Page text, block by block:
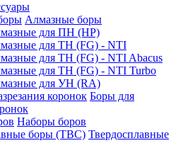
Алмазные боры
для ПН (HP)
для ТН (FG) - NTI
для ТН (FG) - NTI Abacus
для ТН (FG) - NTI Turbo
для УН (RA)
Боры для
Наборы боров
Твердосплавные